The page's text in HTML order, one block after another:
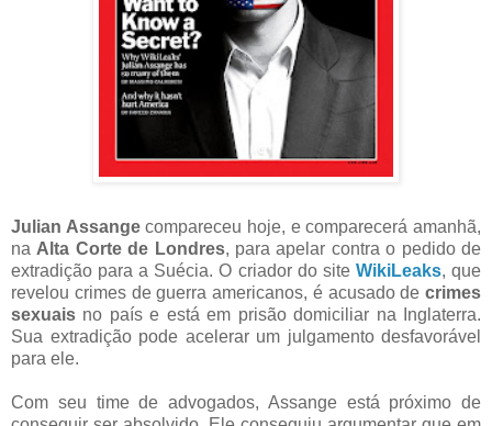
Julian Assangecompareceu hoje, e comparecerá amanhã,
na Alta Corte de Londres, para apelar contra o pedido de
extradição para a Suécia. O criador do site WikiLeaks, que
revelou crimes de guerra americanos, é acusado de crimes
sexuais no país e está em prisão domiciliar na Inglaterra.
Sua extradição pode acelerar um julgamento desfavorável
para ele.
Com seu time de advogados, Assange está próximo de